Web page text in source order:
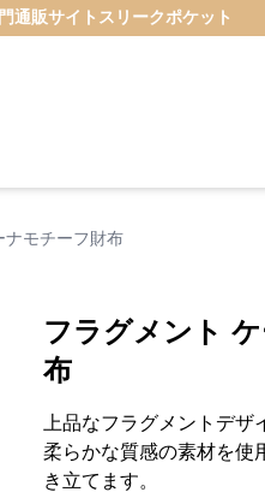
通販サイト スリークポケット
ナモチーフ財布
フラグメント
布
上品なフラグメントデザ
柔らかな質感の素材を使
き立てます。